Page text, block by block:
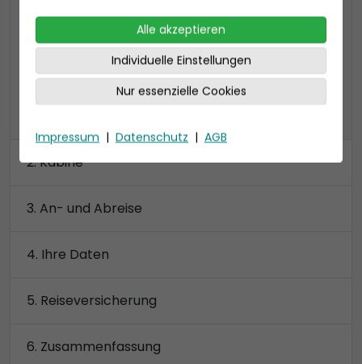
Preis 3.840 €
alle Kategorien anzeigen
Kabine
An- und Abreise
Ihre Daten
Reiseversicherung
Zusammenfassung
Alle akzeptieren
Individuelle Einstellungen
Nur essenzielle Cookies
Impressum | Datenschutz | AGB